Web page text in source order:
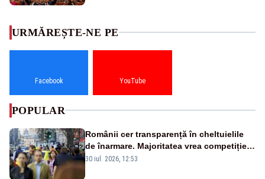
URMĂREȘTE-NE PE
Facebook YouTube
POPULAR
Românii cer transparență în cheltuielile
de înarmare. Majoritatea vrea competiție
reală și industrie locală – SONDAJ
30 iul. 2026, 12:53